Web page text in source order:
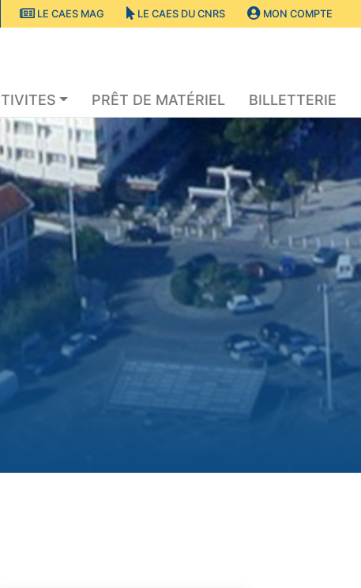
LE CAES MAG LE CAES DU CNRS MON COMPTE
PRÊT DE MATÉRIEL BILLETTERIE